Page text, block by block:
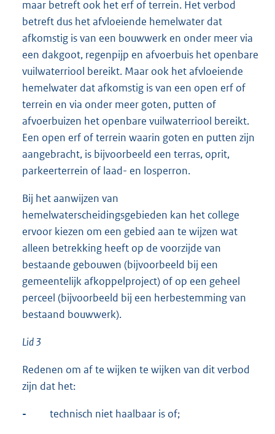
maar betreft ook het erf of terrein. Het verbod
betreft dus het afvloeiende hemelwater dat
afkomstig is van een bouwwerk en onder meer via
een dakgoot, regenpijp en afvoerbuis het openbare
vuilwaterriool bereikt. Maar ook het afvloeiende
hemelwater dat afkomstig is van een open erf of
terrein en via onder meer goten, putten of
afvoerbuizen het openbare vuilwaterriool bereikt.
Een open erf of terrein waarin goten en putten zijn
aangebracht, is bijvoorbeeld een terras, oprit,
parkeerterrein of laad- en losperron.
Bij het aanwijzen van
hemelwaterscheidingsgebieden kan het college
ervoor kiezen om een gebied aan te wijzen wat
alleen betrekking heeft op de voorzijde van
bestaande gebouwen (bijvoorbeeld bij een
gemeentelijk afkoppelproject) of op een geheel
perceel (bijvoorbeeld bij een herbestemming van
bestaand bouwwerk).
Lid 3
Redenen om af te wijken te wijken van dit verbod
zijn dat het:
- technisch niet haalbaar is of;